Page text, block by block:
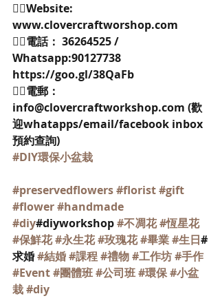
👉🏻Website:
www.clovercraftworshop.com
👉🏻電話： 36264525 /
Whatsapp:90127738
https://goo.gl/38QaFb
👉🏻電郵：
info@clovercraftworkshop.com (歡
迎whatapps/email/facebook inbox
預約查詢)
#DIY環保小盆栽
#preservedflowers#florist#gift
#flower#handmade
#diy#diyworkshop #不凋花#恆星花
#保鮮花#永生花#玫瑰花#畢業#生日#
求婚 #結婚#課程#禮物#工作坊#手作
#Event#團體班#公司班#環保#小盆
栽#diy